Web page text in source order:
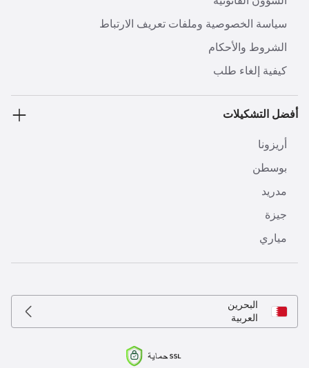
سياسة الخصوصية وملفات تعريف الارتباط
الشروط والأحكام
كيفية إلغاء طلب
أفضل التشكيلات
أريزونا
بوسطن
مدريد
جيزة
مياري
البحرين
العربية